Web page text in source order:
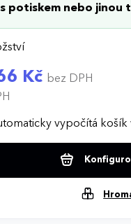
potiskem nebo jinou
Kč bez DPH
vypočítá